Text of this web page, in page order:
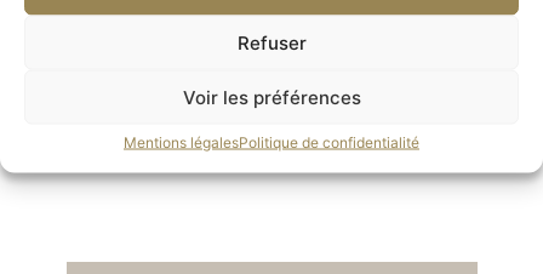
Refuser
Voir les préférences
Mentions légalesPolitique de confidentialité
patrimoine, Musée de l’Orangerie.